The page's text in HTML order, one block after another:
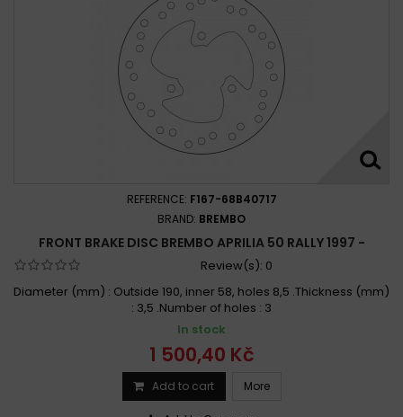
REFERENCE: F167-68B40717
BRAND: BREMBO
FRONT BRAKE DISC BREMBO APRILIA 50 RALLY 1997 -
Review(s): 0
Diameter (mm) : Outside 190, inner 58, holes 8,5 .Thickness (mm)
: 3,5 .Number of holes : 3
In stock
1 500,40 Kč
Add to cart More